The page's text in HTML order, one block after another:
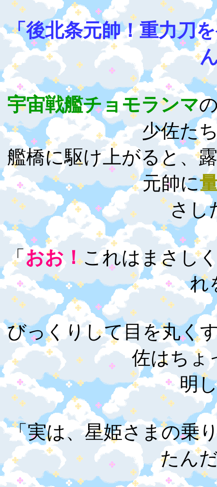
「後北条元帥！重力刀
宇宙戦艦チョモランマ
少佐た
艦橋に駆け上がると、
元帥に
さし
「おお！これはまさし
れ
びっくりして目を丸く
佐はちょ
明
「実は、星姫さまの乗
たん